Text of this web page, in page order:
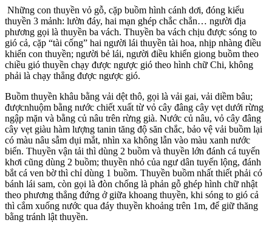
Những con thuyền vỏ gỗ, cặp buồm hình cánh dơi, đóng kiểu
thuyền 3 mảnh: lườn đáy, hai mạn ghép chắc chắn… người địa
phương gọi là thuyền ba vách. Thuyền ba vách chịu được sóng to
gió cả, cặp “tài cống” hai người lái thuyền tài hoa, nhịp nhàng điều
khiển con thuyền; người bẻ lái, người điều khiển giong buồm theo
chiều gió thuyền chạy được ngược gió theo hình chữ Chi, không
phải là chạy thẳng được ngược gió.
Buồm thuyền khâu bằng vải dệt thô, gọi là vải gai, vải diềm bâu;
đượcnhuộm bằng nước chiết xuất từ vỏ cây đâng cây vẹt dưới rừng
ngập mặn và bằng củ nâu trên rừng già. Nước củ nâu, vỏ cây đâng
cây vẹt giàu hàm lượng tanin tăng độ săn chắc, bảo vệ vải buồm lại
có màu nâu sẫm dụi mắt, nhìn xa không lẫn vào màu xanh nước
biển. Thuyền vận tải thì dùng 2 buồm và thuyền lớn đánh cá tuyến
khơi cũng dùng 2 buồm; thuyền nhỏ của ngư dân tuyến lộng, đánh
bắt cá ven bờ thì chỉ dùng 1 buồm. Thuyền buồm nhất thiết phải có
bánh lái sam, còn gọi là đòn chống là phản gỗ ghép hình chữ nhật
theo phương thẳng đứng ở giữa khoang thuyền, khi sóng to gió cả
thì cắm xuống nước qua đáy thuyền khoảng trên 1m, để giữ thăng
bằng tránh lật thuyền.